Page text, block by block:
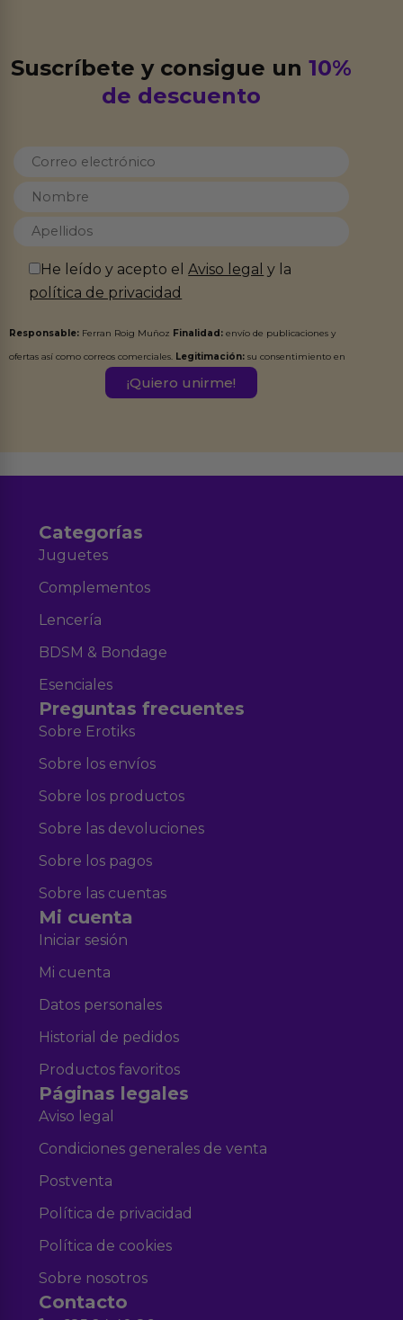
Suscríbete y consigue un10%
de descuento
He leído y acepto elAviso legal y la
política de privacidad
Responsable: Ferran Roig Muñoz Finalidad: envío de publicaciones y
ofertas así como correos comerciales. Legitimación: su consentimiento en
Destinatarios:Ferran Roig Muñoz. Podrás ejercer tus
Categorías
Juguetes
Complementos
Lencería
BDSM & Bondage
Esenciales
Preguntas frecuentes
Sobre Erotiks
Sobre los envíos
Sobre los productos
Sobre las devoluciones
Sobre los pagos
Sobre las cuentas
Mi cuenta
Iniciar sesión
Mi cuenta
Datos personales
Historial de pedidos
Productos favoritos
Páginas legales
Aviso legal
Condiciones generales de venta
Postventa
Política de privacidad
Política de cookies
Sobre nosotros
Contacto